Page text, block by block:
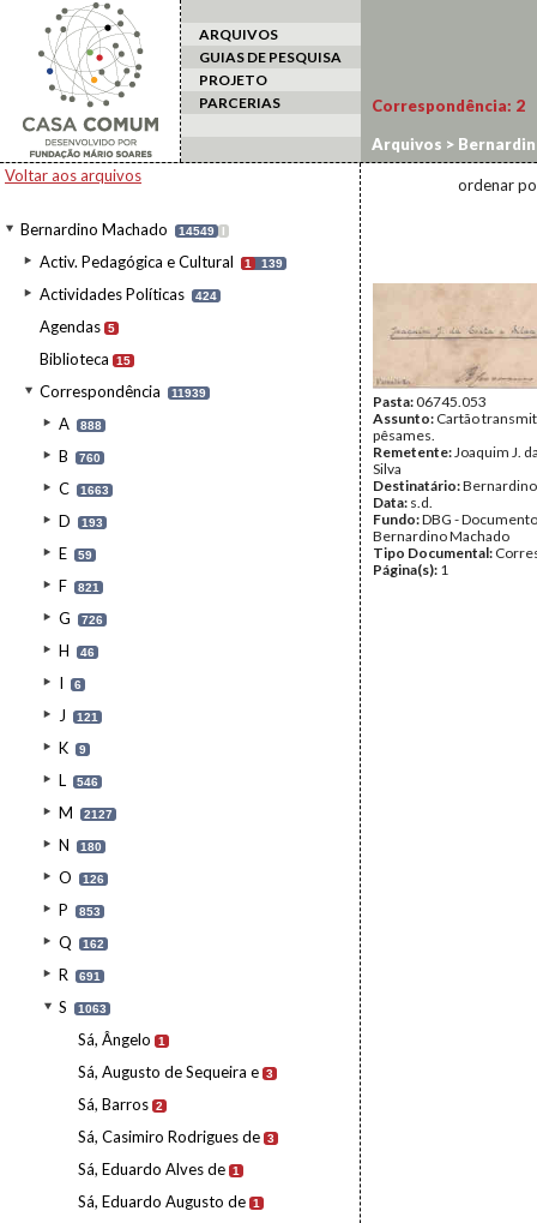
ARQUIVOS
GUIAS DE PESQUISA
PROJETO
PARCERIAS
Voltar aos arquivos
Bernardino Machado 14549 I
Activ. Pedagógica e Cultural 1 139
Actividades Políticas 424
Agendas 5
Biblioteca 15
Correspondência 11939
A 888
B 760
C 1663
D 193
E 59
F 821
G 726
H 46
I 6
J 121
K 9
L 546
M 2127
N 180
O 126
P 853
Q 162
R 691
S 1063
Sá, Ângelo 1
Sá, Augusto de Sequeira e 3
Sá, Barros 2
Sá, Casimiro Rodrigues de 3
Sá, Eduardo Alves de 1
Sá, Eduardo Augusto de 1
Correspondência: 2
Arquivos >
ordenar
Pasta:06745.053
Assunto: Cartão
pêsames.
Remetente:Joaquim J.
Silva
Destinatário:
Data: s.d.
Fundo:DBG -
Bernardino Machado
Tipo Documental:
Página(s): 1